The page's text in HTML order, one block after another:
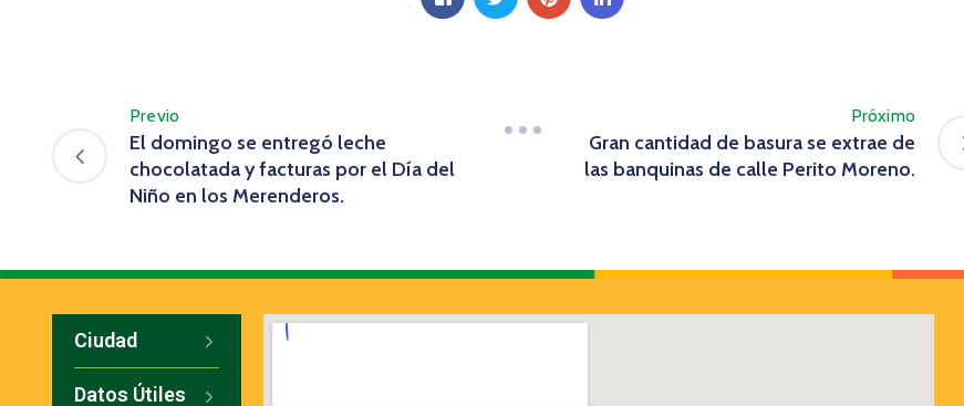
Previo
El domingo se entregó leche
chocolatada y facturas por el Día del
Niño en los Merenderos.
Próximo
Gran cantidad de basura se extrae de
las banquinas de calle Perito Moreno.
Ciudad
Datos Útiles